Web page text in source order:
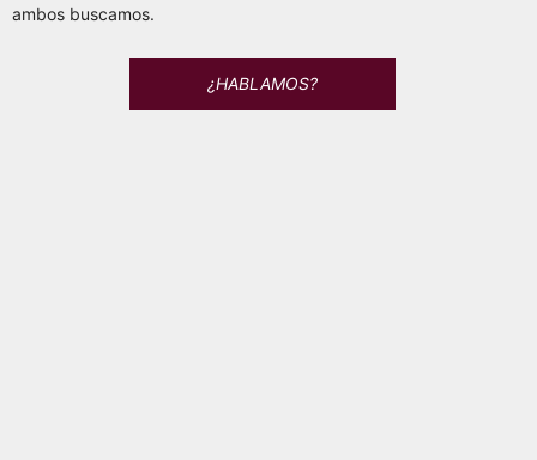
ambos buscamos.
¿HABLAMOS?